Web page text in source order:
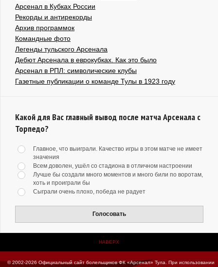
Арсенал в Кубках России
Рекорды и антирекорды
Архив программок
Командные фото
Легенды тульского Арсенала
Дебют Арсенала в еврокубках. Как это было
Арсенал в РПЛ: символические клубы
Газетные публикации о команде Тулы в 1923 году
Какой для Вас главный вывод после матча Арсенала с
Торпедо?
Главное, что выиграли. Качество игры в этом матче не имеет
значения
Всем доволен, ушёл со стадиона в отличном настроении
Лучше бы создали много моментов и много били по воротам,
хоть и проиграли бы
Сыграли очень плохо, победа не радует
Голосовать
НАВЕРХ
© 2002-2026 Официальный сайт болельщиков ФК «Арсенал» Тула.
При использовании